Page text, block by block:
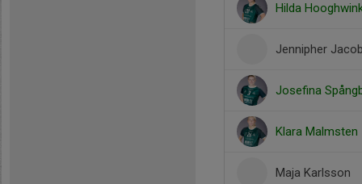
Hilda
Jennipher
Josefina
Klara Malmsten
Maja Karlsson